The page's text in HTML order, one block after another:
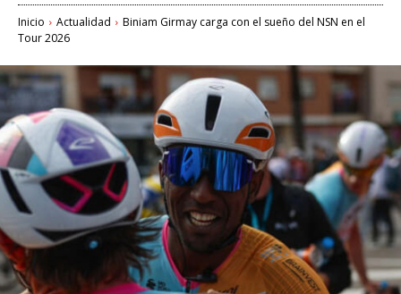
Inicio Actualidad
Biniam Girmay carga con el sueño del NSN en el
Tour 2026